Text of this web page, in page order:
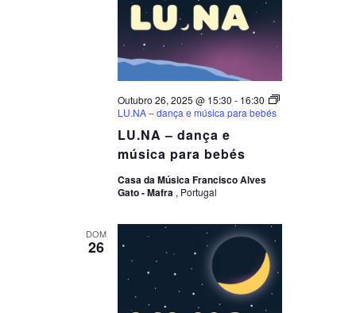
LU.NA – dança e
música para bebés
Outubro 26, 2025 @ 15:30 - 16:30
LU.NA – dança e música para bebés
Casa da Música Francisco Alves
Gato - Mafra , Portugal
DOM
26